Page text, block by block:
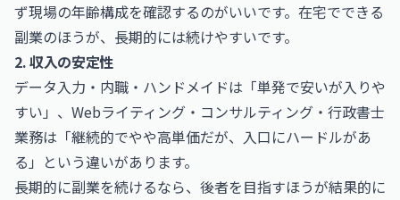
ず現場の年齢構成を確認するのがいいです。在宅でできる
副業のほうが、長期的には続けやすいです。
2. 収入の安定性
データ入力・内職・ハンドメイドは「単発で安いが入りや
すい」、Webライティング・コンサルティング・行政書士
業務は「継続的でやや高単価だが、入口にハードルがあ
る」という違いがあります。
長期的に副業を続けるなら、後者を目指すほうが結果的に